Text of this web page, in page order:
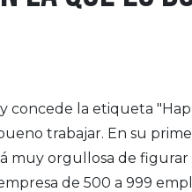
concede la etiqueta
trabajar. En su
muy orgullosa de figurar
de 500 a 999